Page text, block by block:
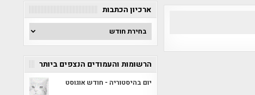
ארכיון הכתבות
ארכיון
הכתבות
הרשומות והעמודים הנצפים ביותר
יום בהיסטוריה - חודש אוגוסט